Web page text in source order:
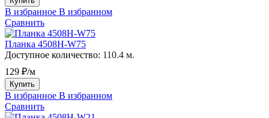
В избранное В избранном
Сравнить
Планка 4508H-W75
Доступное количество: 110.4 м.
129 ₽/м
Купить
В избранное В избранном
Сравнить